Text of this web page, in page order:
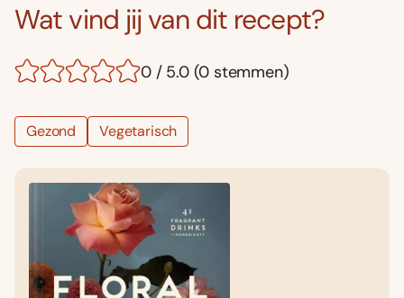
Wat vind jij van dit recept?
0 / 5.0 (0 stemmen)
Gezond Vegetarisch